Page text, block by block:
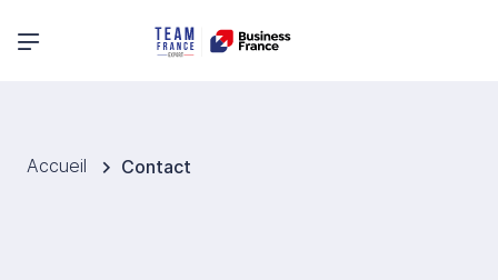
Menu principal
Accueil Contact